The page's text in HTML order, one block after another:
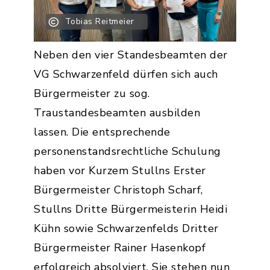
Tobias Reitmeier
Neben den vier Standesbeamten der
VG Schwarzenfeld dürfen sich auch
Bürgermeister zu sog.
Traustandesbeamten ausbilden
lassen. Die entsprechende
personenstandsrechtliche Schulung
haben vor Kurzem Stullns Erster
Bürgermeister Christoph Scharf,
Stullns Dritte Bürgermeisterin Heidi
Kühn sowie Schwarzenfelds Dritter
Bürgermeister Rainer Hasenkopf
erfolgreich absolviert. Sie stehen nun